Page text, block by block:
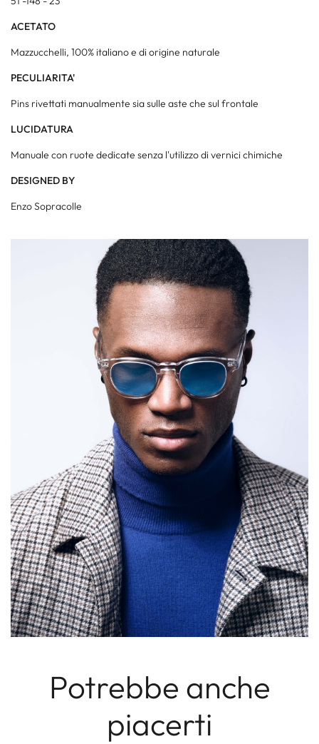
ACETATO
Mazzucchelli, 100% italiano e di origine naturale
PECULIARITA'
Pins rivettati manualmente sia sulle aste che sul frontale
LUCIDATURA
Manuale con ruote dedicate senza l'utilizzo di vernici chimiche
DESIGNED BY
Enzo Sopracolle
Potrebbe anche
piacerti